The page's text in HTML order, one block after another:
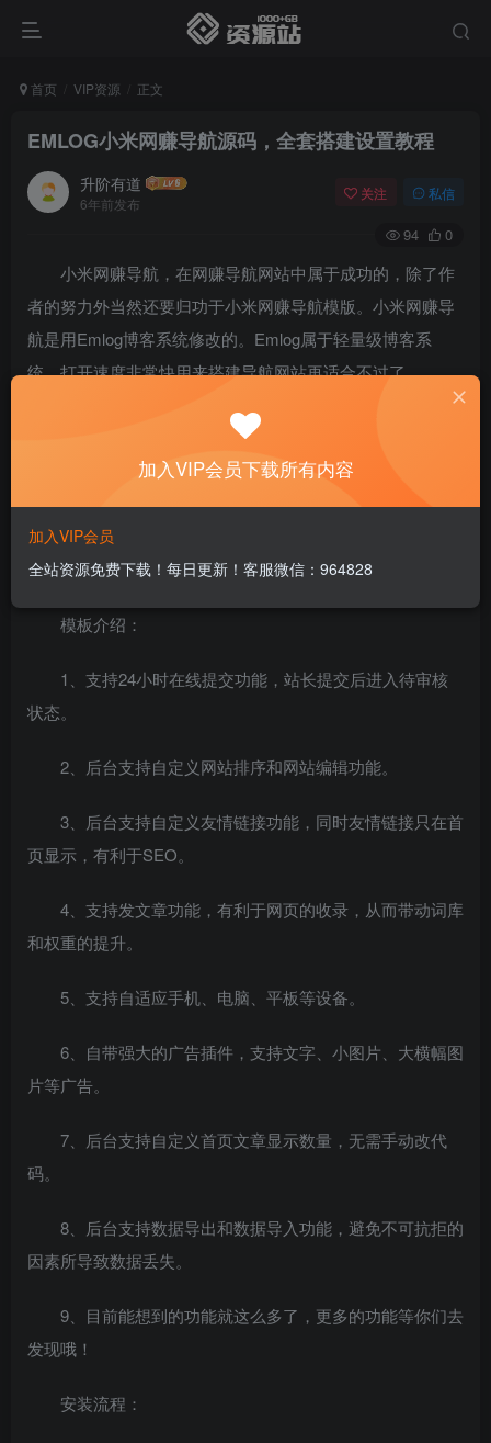
首页 VIP资源 正文
EMLOG小米网赚导航源码，全套搭建设置教程
升阶有道
6年前发布
关注 私信
94 0
小米网赚导航，在网赚导航网站中属于成功的，除了作
者的努力外当然还要归功于小米网赚导航模版。小米网赚导
航是用Emlog博客系统修改的。Emlog属于轻量级博客系
统，打开速度非常快用来搭建导航网站再适合不过了。
演示地址：http://xiaomiwz.com
http://www.zqc8090.com
要看移动端效果，请用手机访问即可。
模板介绍：
1、支持24小时在线提交功能，站长提交后进入待审核
状态。
2、后台支持自定义网站排序和网站编辑功能。
3、后台支持自定义友情链接功能，同时友情链接只在首
页显示，有利于SEO。
4、支持发文章功能，有利于网页的收录，从而带动词库
和权重的提升。
5、支持自适应手机、电脑、平板等设备。
6、自带强大的广告插件，支持文字、小图片、大横幅图
片等广告。
7、后台支持自定义首页文章显示数量，无需手动改代
码。
8、后台支持数据导出和数据导入功能，避免不可抗拒的
因素所导致数据丢失。
9、目前能想到的功能就这么多了，更多的功能等你们去
发现哦！
安装流程：
加入VIP会员下载所有内容
加入VIP会员
全站资源免费下载！每日更新！客服微信：964828